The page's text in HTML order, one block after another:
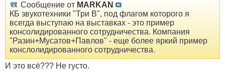
Сообщение от MARKAN
КБ звукотехники "Три В", под флагом которого я
всегда выступаю на выставках - это пример
консолидированного сотрудничества. Компания
"Разин+Мусатов+Павлов" - еще более яркий пример
конслолидированного сотрудничества.
И это всё??? Не густо.